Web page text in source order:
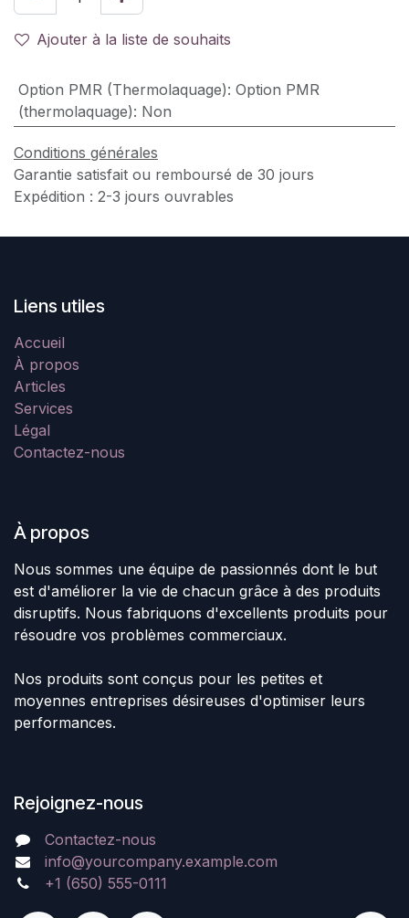
Ajouter à la liste de souhaits
Option PMR (Thermolaquage): Option PMR
(thermolaquage): Non
Conditions générales
Garantie satisfait ou remboursé de 30 jours
Expédition : 2-3 jours ouvrables
Liens utiles
Accueil
À propos
Articles
Services
Légal
Contactez-nous
À propos
Nous sommes une équipe de passionnés dont le but
est d'améliorer la vie de chacun grâce à des produits
disruptifs. Nous fabriquons d'excellents produits pour
résoudre vos problèmes commerciaux.
Nos produits sont conçus pour les petites et
moyennes entreprises désireuses d'optimiser leurs
performances.
Rejoignez-nous
Contactez-nous
info@yourcompany.example.com
+1 (650) 555-0111